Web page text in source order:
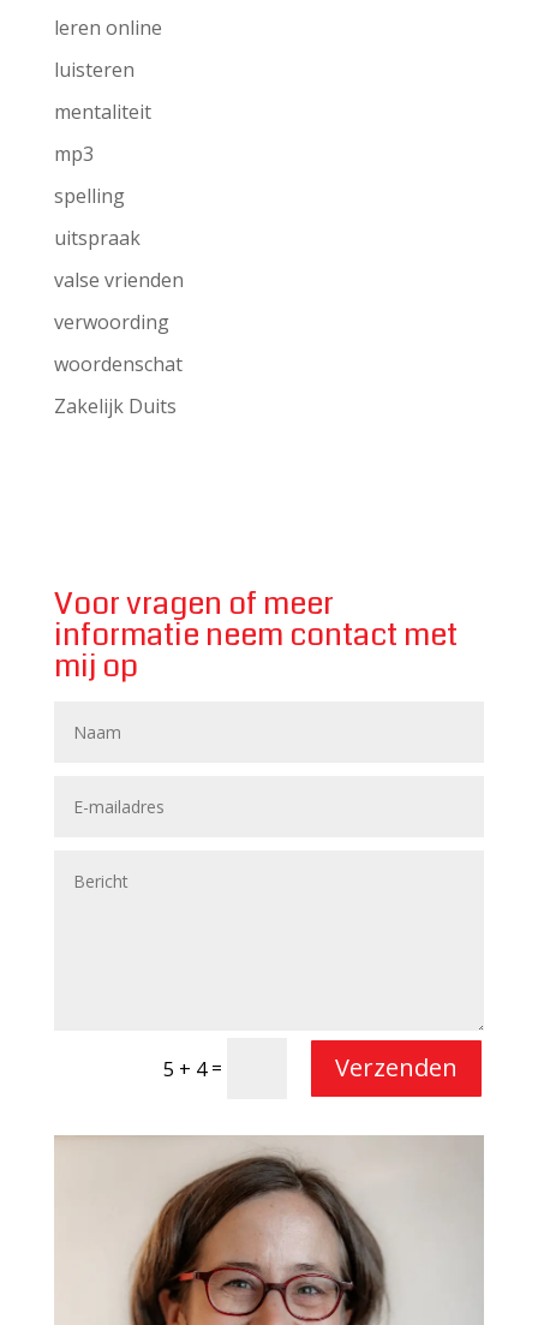
leren online
luisteren
mentaliteit
mp3
spelling
uitspraak
valse vrienden
verwoording
woordenschat
Zakelijk Duits
Voor vragen of meer
informatie neem contact met
mij op
5 + 4= Verzenden